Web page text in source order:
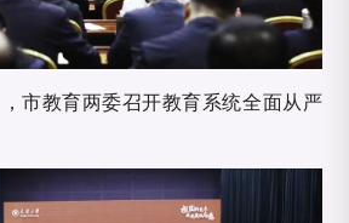
，市教育两委召开教育系统全面从严